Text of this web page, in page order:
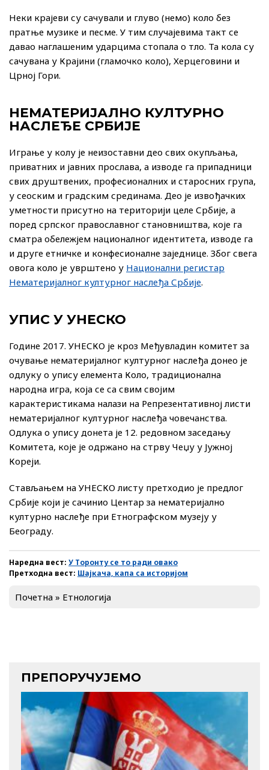
Неки крајеви су сачували и глуво (немо) коло без
пратње музике и песме. У тим случајевима такт се
давао наглашеним ударцима стопала о тло. Та кола су
сачувана у Крајини (гламочко коло), Херцеговини и
Црној Гори.
НЕМАТЕРИЈАЛНО КУЛТУРНО
НАСЛЕЂЕ СРБИЈЕ
Играње у колу је неизоставни део свих окупљања,
приватних и јавних прослава, а изводе га припадници
свих друштвених, професионалних и старосних група,
у сеоским и градским срединама. Део је извођачких
уметности присутно на територији целе Србије, а
поред српског православног становништва, које га
сматра обележјем националног идентитета, изводе га
и друге етничке и конфесионалне заједнице. Због свега
овога коло је уврштено у Национални регистар
Нематеријалног културног наслеђа Србије.
УПИС У УНЕСКО
Године 2017. УНЕСКО је кроз Међувладин комитет за
очување нематеријалног културног наслеђа донео је
одлуку о упису елемента Коло, традиционална
народна игра, која се са свим својим
карактеристикама налази на Репрезентативној листи
нематеријалног културног наслеђа човечанства.
Одлука о упису донета је 12. редовном заседању
Комитета, које је одржано на стрву Чеџу у Јужној
Кореји.
Стављањем на УНЕСКО листу претходио је предлог
Србије који је сачинио Центар за нематеријално
културно наслеђе при Етнографском музеју у
Београду.
Наредна вест: У Торонту се то ради овако
Претходна вест: Шајкача, капа са историјом
Почетна » Етнологија
ПРЕПОРУЧУЈЕМО